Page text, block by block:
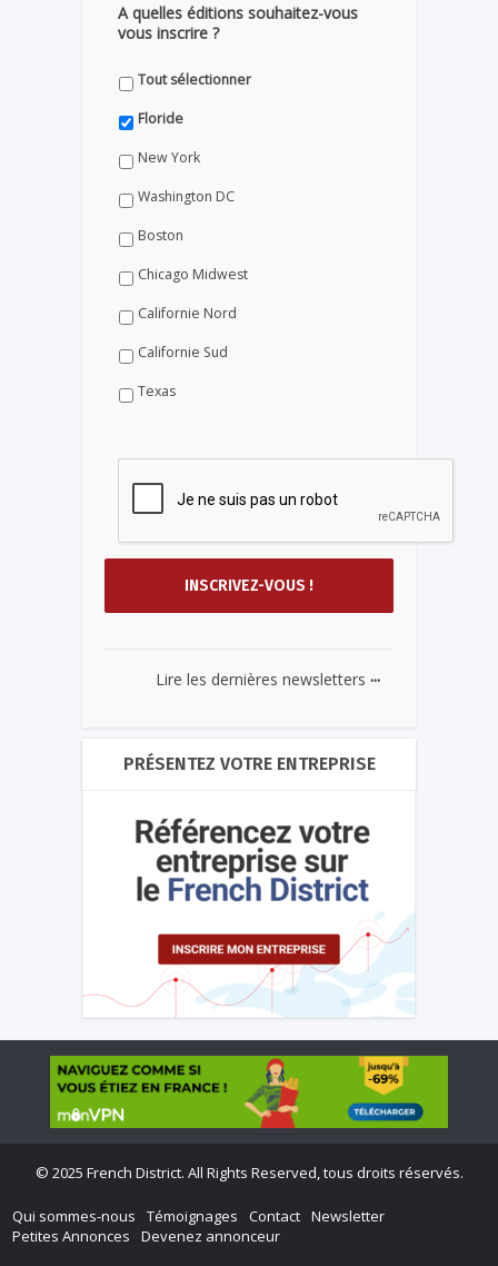
A quelles éditions souhaitez-vous
vous inscrire ?
Tout sélectionner
Floride
New York
Washington DC
Boston
Chicago Midwest
Californie Nord
Californie Sud
Texas
Lire les dernières newsletters ...
PRÉSENTEZ VOTRE ENTREPRISE
© 2025 French District. All Rights Reserved, tous droits réservés.
Qui sommes-nous Témoignages Contact Newsletter
Petites Annonces
Devenez annonceur